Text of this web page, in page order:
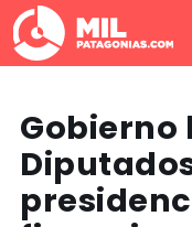
Gobierno